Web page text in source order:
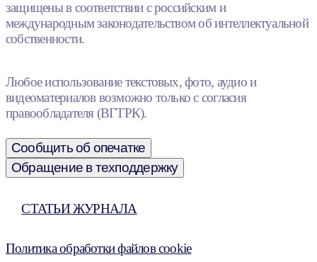
защищены в соответствии с российским и
международным законодательством об интеллектуальной
собственности.
Любое использование текстовых, фото, аудио и
видеоматериалов возможно только с согласия
правообладателя (ВГТРК).
Сообщить об опечатке
Обращение в техподдержку
СТАТЬИ ЖУРНАЛА
Политика обработки файлов cookie